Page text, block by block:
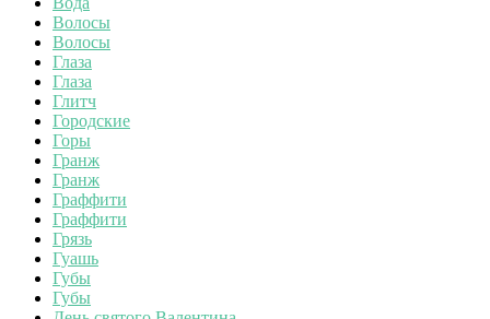
Волосы
Волосы
Глаза
Глаза
Глитч
Городские
Горы
Гранж
Гранж
Граффити
Граффити
Грязь
Гуашь
Губы
Губы